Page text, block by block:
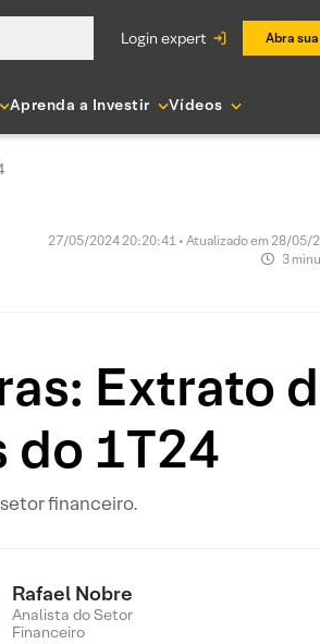
login expert Abra
Aprenda a Investir Vídeos
27/05/2024 20:20:41 • Atualizado em 28/05/
3
Extrato
do 1T24
financeiro.
Rafael Nobre
Analista do Setor
Financeiro